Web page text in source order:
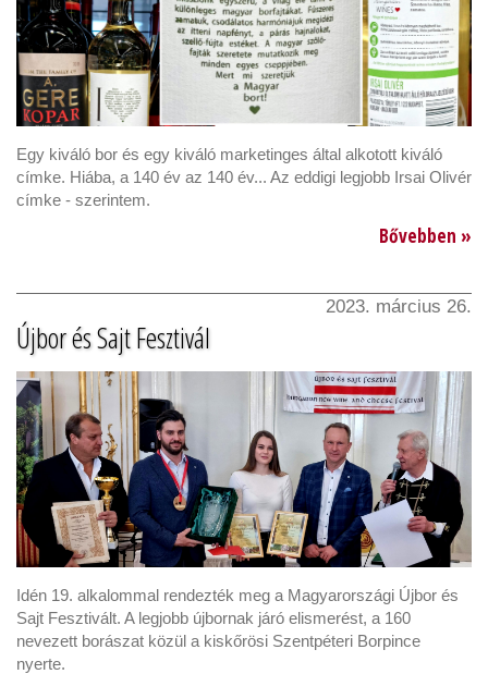
Egy kiváló bor és egy kiváló marketinges által alkotott kiváló
címke. Hiába, a 140 év az 140 év... Az eddigi legjobb Irsai Olivér
címke - szerintem.
Bővebben »
2023. március 26.
Újbor és Sajt Fesztivál
Idén 19. alkalommal rendezték meg a Magyarországi Újbor és
Sajt Fesztivált. A legjobb újbornak járó elismerést, a 160
nevezett borászat közül a kiskőrösi Szentpéteri Borpince
nyerte.